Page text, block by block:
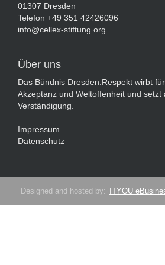
01307 Dresden
Telefon +49 351 42426096
info@cellex-stiftung.org
Über uns
Das Bündnis Dresden.Respekt wirbt
Akzeptanz und Weltoffenheit und setzt
Verständigung.
Impressum
Datenschutz
Designed and hosted by: ITYOU